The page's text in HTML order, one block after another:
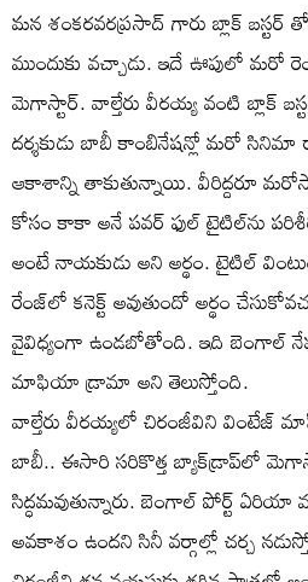
మన శంకరవరప్రసాద్ గారు బ్లాక్ బస్టర్
ముందుకు వచ్చాడు. ఇదే ఊపులో మరో
మెగాస్టార్. వాల్తేరు వీరయ్య వంటి బ్లాక్
దర్శకుడు బాబీ కాంబినేషన్లో మరో
ఆకాశాన్ని తాకుతున్నాయి. వీరిద్దరూ
కోసం కాకా అనే పవర్ ఫుల్ టైటిల్‌ను
అంటే నాయకుడు అని అర్థం. టైటిల్
రేంజ్‌లో కనెక్ట్ అవుతుందో అర్థం
వైవిధ్యంగా ఉండబోతోంది. ఇది బెంగాల్
మాఫియా డ్రామా అని తెలుస్తోంది.
వాల్తేరు వీరయ్యలో చిరంజీవిని వింటేజ్
బాబీ.. ఈసారి సరికొత్త బ్యాక్‌డ్రాప్‌లో
సిద్ధమవుతున్నారు. బెంగాల్ పోర్ట్
అవకాశం ఉందని సినీ వర్గాల్లో చర్చ